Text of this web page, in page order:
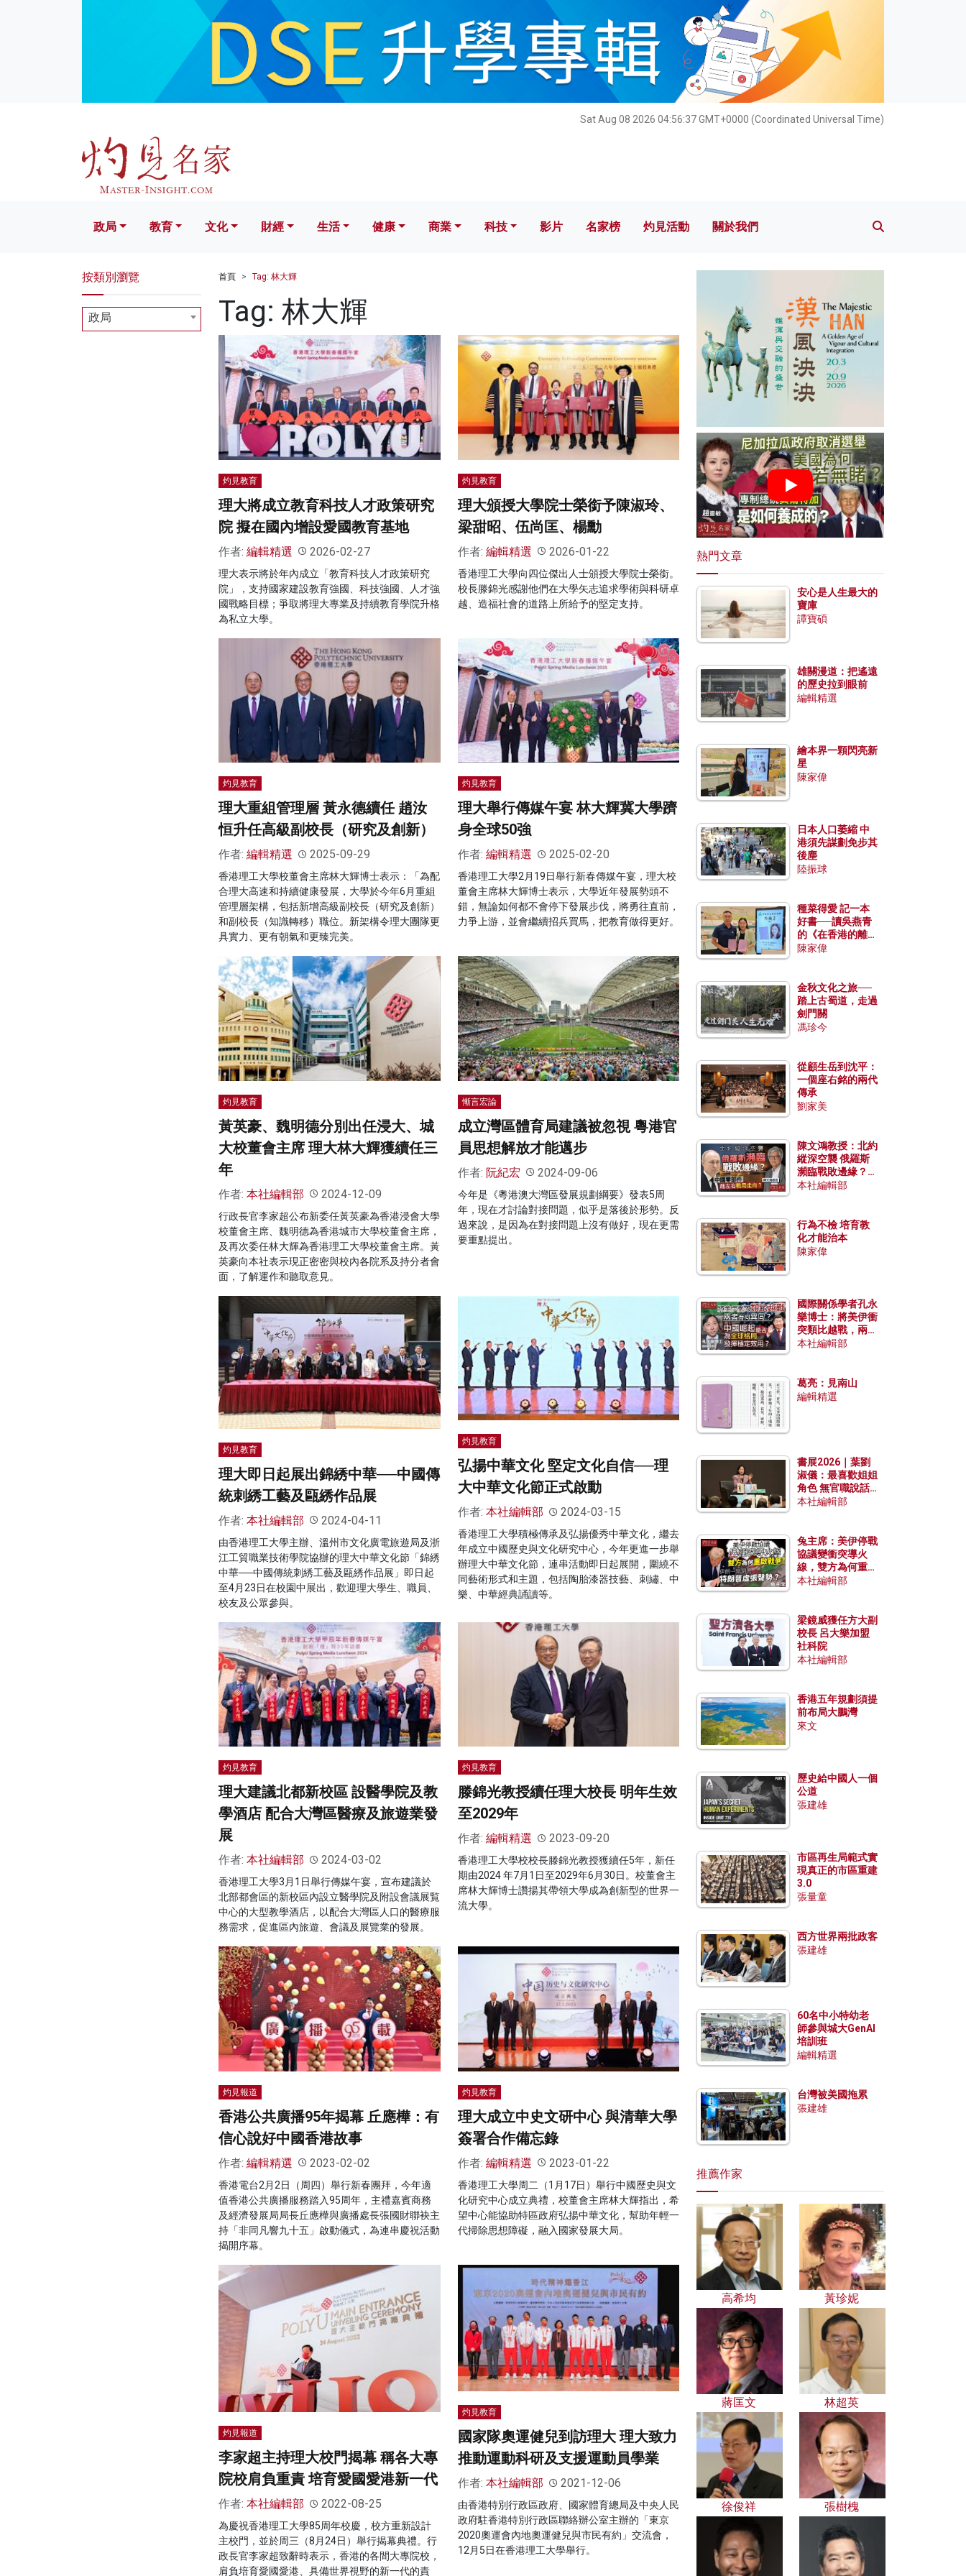
Sat Aug 08 2026 04:56:39 GMT+0000 (Coordinated Universal Time)
文化 財經 生活 健康 科技 影片 名家榜 灼見活動 關於我們
政局 教育 文化 財經 生活 健康 商業 科技 影片 名家榜 灼見活動 關於我們
首頁 Tag: 林大輝
Tag: 林大輝
灼見教育
理大將成立教育科技人才政策研究
院 擬在國內增設愛國教育基地
作者: 編輯精選 2026-02-27
理大表示將於年內成立「教育科技人才政策研究
院」，支持國家建設教育強國、科技強國、人才強
國戰略目標；爭取將理大專業及持續教育學院升格
為私立大學。
灼見教育
理大頒授大學院士榮銜予陳淑玲、
梁甜昭、伍尚匡、楊勳
作者: 編輯精選 2026-01-22
香港理工大學向四位傑出人士頒授大學院士榮銜。
校長滕錦光感謝他們在大學矢志追求學術與科研卓
越、造福社會的道路上所給予的堅定支持。
灼見教育
理大重組管理層 黃永德續任 趙汝
恒升任高級副校長（研究及創新）
作者: 編輯精選 2025-09-29
香港理工大學校董會主席林大輝博士表示：「為配
合理大高速和持續健康發展，大學於今年6月重組
管理層架構，包括新增高級副校長（研究及創新）
和副校長（知識轉移）職位。新架構令理大團隊更
具實力、更有朝氣和更臻完美。
灼見教育
理大舉行傳媒午宴 林大輝冀大學躋
身全球50強
作者: 編輯精選 2025-02-20
香港理工大學2月19日舉行新春傳媒午宴，理大校
董會主席林大輝博士表示，大學近年發展勢頭不
錯，無論如何都不會停下發展步伐，將勇往直前，
力爭上游，並會繼續招兵買馬，把教育做得更好。
灼見教育
黃英豪、魏明德分別出任浸大、城
大校董會主席 理大林大輝獲續任三
年
作者: 本社編輯部 2024-12-09
行政長官李家超公布新委任黃英豪為香港浸會大學
校董會主席、魏明德為香港城市大學校董會主席，
及再次委任林大輝為香港理工大學校董會主席。黃
英豪向本社表示現正密密與校內各院系及持分者會
面，了解運作和聽取意見。
慚言宏論
成立灣區體育局建議被忽視 粵港官
員思想解放才能邁步
作者: 阮紀宏 2024-09-06
今年是《粵港澳大灣區發展規劃綱要》發表5周
年，現在才討論對接問題，似乎是落後於形勢。反
過來說，是因為在對接問題上沒有做好，現在更需
要重點提出。
灼見教育
理大即日起展出錦綉中華──中國傳
統刺綉工藝及甌綉作品展
作者: 本社編輯部 2024-04-11
由香港理工大學主辦、溫州市文化廣電旅遊局及浙
江工貿職業技術學院協辦的理大中華文化節「錦綉
中華──中國傳統刺綉工藝及甌綉作品展」即日起
至4月23日在校園中展出，歡迎理大學生、職員、
校友及公眾參與。
灼見教育
弘揚中華文化 堅定文化自信──理
大中華文化節正式啟動
作者: 本社編輯部 2024-03-15
香港理工大學積極傳承及弘揚優秀中華文化，繼去
年成立中國歷史與文化研究中心，今年更進一步舉
辦理大中華文化節，連串活動即日起展開，圍繞不
同藝術形式和主題，包括陶胎漆器技藝、刺繡、中
樂、中華經典誦讀等。
灼見教育
理大建議北都新校區 設醫學院及教
學酒店 配合大灣區醫療及旅遊業發
展
作者: 本社編輯部 2024-03-02
香港理工大學3月1日舉行傳媒午宴，宣布建議於
北部都會區的新校區內設立醫學院及附設會議展覧
中心的大型教學酒店，以配合大灣區人口的醫療服
務需求，促進區內旅遊、會議及展覽業的發展。
灼見教育
滕錦光教授續任理大校長 明年生效
至2029年
作者: 編輯精選 2023-09-20
香港理工大學校校長滕錦光教授獲續任5年，新任
期由2024 年7月1日至2029年6月30日。校董會主
席林大輝博士讚揚其帶領大學成為創新型的世界一
流大學。
灼見報道
香港公共廣播95年揭幕 丘應樺：有
信心說好中國香港故事
作者: 編輯精選 2023-02-02
香港電台2月2日（周四）舉行新春團拜，今年適
值香港公共廣播服務踏入95周年，主禮嘉賓商務
及經濟發展局局長丘應樺與廣播處長張國財聯袂主
持「非同凡響九十五」啟動儀式，為連串慶祝活動
揭開序幕。
灼見教育
理大成立中史文研中心 與清華大學
簽署合作備忘錄
作者: 編輯精選 2023-01-22
香港理工大學周二（1月17日）舉行中國歷史與文
化研究中心成立典禮，校董會主席林大輝指出，希
望中心能協助特區政府弘揚中華文化，幫助年輕一
代掃除思想障礙，融入國家發展大局。
灼見報道
李家超主持理大校門揭幕 稱各大專
院校肩負重責 培育愛國愛港新一代
作者: 本社編輯部 2022-08-25
為慶祝香港理工大學85周年校慶，校方重新設計
主校門，並於周三（8月24日）舉行揭幕典禮。行
政長官李家超致辭時表示，香港的各間大專院校，
肩負培育愛國愛港、具備世界視野的新一代的責
灼見教育
國家隊奧運健兒到訪理大 理大致力
推動運動科研及支援運動員學業
作者: 本社編輯部 2021-12-06
由香港特別行政區政府、國家體育總局及中央人民
政府駐香港特別行政區聯絡辦公室主辦的「東京
2020奧運會內地奧運健兒與市民有約」交流會，
12月5日在香港理工大學舉行。
按類別瀏覽
政局
熱門文章
安心是人生最大的
寶庫
譚寶碩
雄關漫道：把遙遠
的歷史拉到眼前
編輯精選
繪本界一顆閃亮新
星
陳家偉
日本人口萎縮 中
港須先謀劃免步其
後塵
陸振球
種菜得愛 記一本
好書──讀吳燕青
的《在香港的離島
種菜》
陳家偉
金秋文化之旅──
踏上古蜀道，走過
劍門關
馮珍今
從顧生岳到沈平：
一個座右銘的兩代
傳承
劉家美
陳文鴻教授：北約
縱深空襲 俄羅斯
瀕臨戰敗邊緣？中
國零部件能左右戰
本社編輯部
行為不檢 培育教
化才能治本
陳家偉
國際關係學者孔永
樂博士：將美伊衝
突類比越戰，兩者
有何異同？中國崛
本社編輯部
葛亮：見南山
編輯精選
書展2026｜葉劉
淑儀：最喜歡姐姐
角色 無官職說話
包袱少
本社編輯部
兔主席：美伊停戰
協議變衝突導火
線，雙方為何重啟
戰爭？伊朗一早洞
本社編輯部
梁鏡威獲任方大副
校長 呂大樂加盟
社科院
本社編輯部
香港五年規劃須提
前布局大鵬灣
來文
歷史給中國人一個
公道
張建雄
市區再生局範式實
現真正的市區重建
3.0
張量童
西方世界兩批政客
張建雄
60名中小特幼老
師參與城大GenAI
培訓班
編輯精選
台灣被美國拖累
張建雄
推薦作家
高希均 黃珍妮
蔣匡文 林超英
徐俊祥 張樹槐